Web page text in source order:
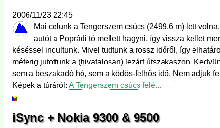
2006/11/23 22:45
Mai célunk a Tengerszem csúcs (2499,6 m) lett
autót a Poprádi tó mellett hagyni, így vissza kellet
késéssel indultunk. Mivel tudtunk a rossz időről, így
méterig jutottunk a (hivatalosan) lezárt útszakaszon.
sem a beszakadó hó, sem a ködös-felhős idő. Nem adjuk
Képek a túráról: A Tengerszem csúcs felé...
iSync + Nokia 9300 & 9500